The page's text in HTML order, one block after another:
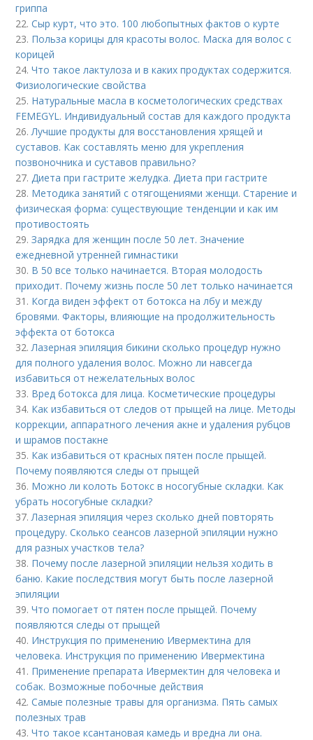
гриппа
22.Сыр курт, что это. 100 любопытных фактов о курте
23. Польза корицы для красоты волос. Маска для волос с
корицей
24.Что такое лактулоза и в каких продуктах содержится.
Физиологические свойства
25. Натуральные масла в косметологических средствах
FEMEGYL. Индивидуальный состав для каждого продукта
26. Лучшие продукты для восстановления хрящей и
суставов. Как составлять меню для укрепления
позвоночника и суставов правильно?
27. Диета при гастрите желудка. Диета при гастрите
28. Методика занятий с отягощениями женщи. Старение и
физическая форма: существующие тенденции и как им
противостоять
29.Зарядка для женщин после 50 лет. Значение
ежедневной утренней гимнастики
30. В 50 все только начинается. Вторая молодость
приходит. Почему жизнь после 50 лет только начинается
31. Когда виден эффект от ботокса на лбу и между
бровями. Факторы, влияющие на продолжительность
эффекта от ботокса
32. Лазерная эпиляция бикини сколько процедур нужно
для полного удаления волос. Можно ли навсегда
избавиться от нежелательных волос
33. Вред ботокса для лица. Косметические процедуры
34. Как избавиться от следов от прыщей на лице. Методы
коррекции, аппаратного лечения акне и удаления рубцов
и шрамов постакне
35. Как избавиться от красных пятен после прыщей.
Почему появляются следы от прыщей
36. Можно ли колоть Ботокс в носогубные складки. Как
убрать носогубные складки?
37. Лазерная эпиляция через сколько дней повторять
процедуру. Сколько сеансов лазерной эпиляции нужно
для разных участков тела?
38. Почему после лазерной эпиляции нельзя ходить в
баню. Какие последствия могут быть после лазерной
эпиляции
39.Что помогает от пятен после прыщей. Почему
появляются следы от прыщей
40. Инструкция по применению Ивермектина для
человека. Инструкция по применению Ивермектина
41. Применение препарата Ивермектин для человека и
собак. Возможные побочные действия
42.Самые полезные травы для организма. Пять самых
полезных трав
43.Что такое ксантановая камедь и вредна ли она.